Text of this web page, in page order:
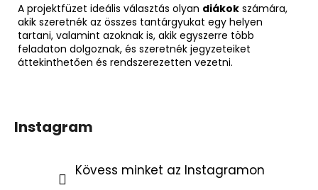
A projektfüzet ideális választás olyan diákok számára,
akik szeretnék az összes tantárgyukat egy helyen
tartani, valamint azoknak is, akik egyszerre több
feladaton dolgoznak, és szeretnék jegyzeteiket
áttekinthetően és rendszerezetten vezetni.
Instagram
Kövess minket az Instagramon